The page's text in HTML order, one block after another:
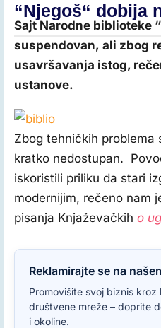
“Njegoš“ dobija
Sajt Narodne biblioteke
suspendovan, ali zbog
usavršavanja istog,
ustanove.
Zbog tehničkih problema
kratko nedostupan.
iskoristili priliku da stari
modernijim, rečeno nam
pisanja Knjaževačkih o
Reklamirajte se na
Promovišite svoj biznis kroz
društvene mreže – doprite
i okoline.